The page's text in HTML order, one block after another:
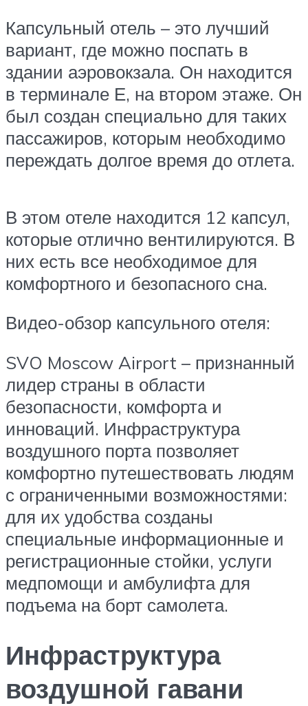
Капсульный отель – это лучший
вариант, где можно поспать в
здании аэровокзала. Он находится
в терминале Е, на втором этаже. Он
был создан специально для таких
пассажиров, которым необходимо
переждать долгое время до отлета.
В этом отеле находится 12 капсул,
которые отлично вентилируются. В
них есть все необходимое для
комфортного и безопасного сна.
Видео-обзор капсульного отеля:
SVO Moscow Airport – признанный
лидер страны в области
безопасности, комфорта и
инноваций. Инфраструктура
воздушного порта позволяет
комфортно путешествовать людям
с ограниченными возможностями:
для их удобства созданы
специальные информационные и
регистрационные стойки, услуги
медпомощи и амбулифта для
подъема на борт самолета.
Инфраструктура
воздушной гавани